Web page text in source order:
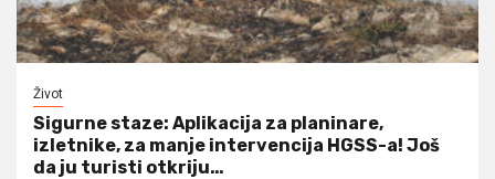
Život
Sigurne staze: Aplikacija za planinare,
izletnike, za manje intervencija HGSS-a! Još
da ju turisti otkriju…